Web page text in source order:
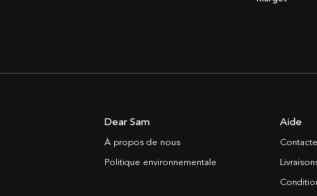
Dear Sam
À propos de nous
Politique environnementale
Aide